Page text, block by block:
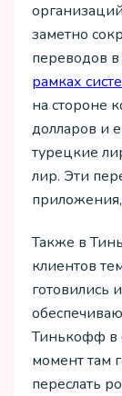
заметно
переводов
рамках
на стороне
долларов и
турецкие
лир. Эти
Также в
клиентов
готовились
Тинькофф в
момент там
переслать